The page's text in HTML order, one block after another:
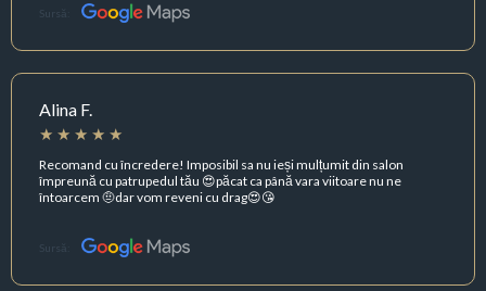
Sursă:
Alina F.
Recomand cu încredere! Imposibil sa nu ieși mulțumit din salon
împreună cu patrupedul tău 😍păcat ca până vara viitoare nu ne
întoarcem 🤨dar vom reveni cu drag😍😘
Sursă: